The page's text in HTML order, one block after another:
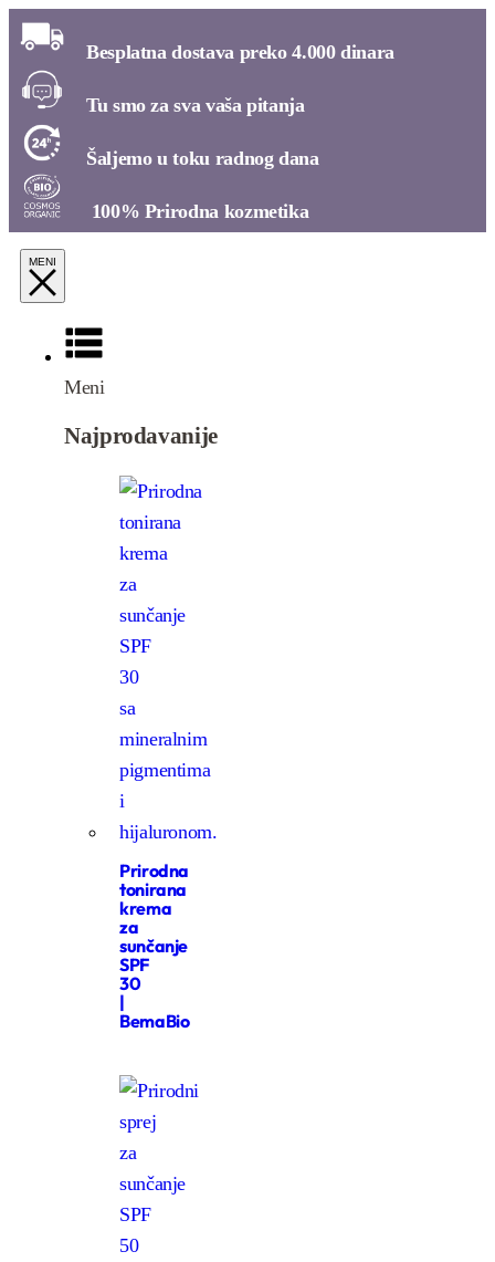
Besplatna dostava preko 4.000 dinara​
Tu smo za sva vaša pitanja​
Šaljemo u toku radnog dana​
100% Prirodna kozmetika​
Meni
Najprodavanije
Prirodna
tonirana
krema
za
sunčanje
SPF
30
|
BemaBio